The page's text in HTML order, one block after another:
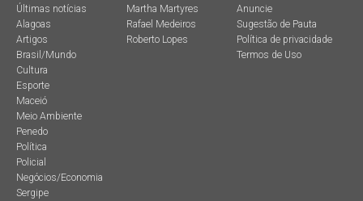
Últimas notícias
Alagoas
Artigos
Brasil/Mundo
Cultura
Esporte
Maceió
Meio Ambiente
Penedo
Política
Policial
Negócios/Economia
Sergipe
Martha Martyres
Rafael Medeiros
Roberto Lopes
Anuncie
Sugestão de Pauta
Política de privacidade
Termos de Uso